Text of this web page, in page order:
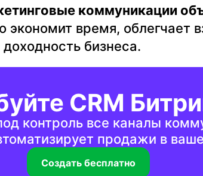
коммуникации
экономит время, облегчает
бизнеса.
CRM
контроль все каналы
продажи в
Создать бесплатно